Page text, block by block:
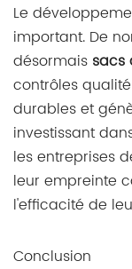
Le
important. De
désormais sacs
contrôles
durables et
investissant
les entreprises
leur empreinte
l'efficacité de
Conclusion